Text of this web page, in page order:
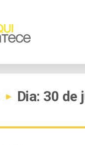
▸
Dia: 30 de